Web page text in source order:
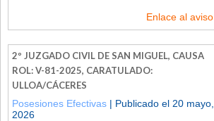
Enlace al aviso
2º JUZGADO CIVIL DE SAN MIGUEL, CAUSA
ROL: V-81-2025, CARATULADO:
ULLOA/CÁCERES
Posesiones Efectivas | Publicado el 20 mayo,
2026